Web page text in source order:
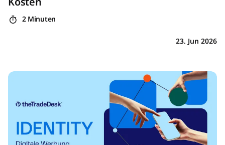
2 Minuten
23. Jun 2026